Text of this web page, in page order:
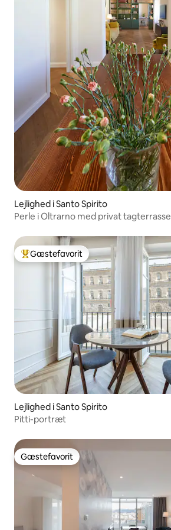
Lejlighed i Santo Spirito
Perle i Oltrarno med privat tagterrasse
Bedste gæstefavorit
Gæstefavorit
Lejlighed i Santo Spirito
Pitti-portræt
Gæstefavorit
Gæstefavorit